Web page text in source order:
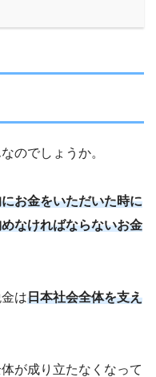
のでしょうか。
お金をいただいた時に
なければならないお金
は日本社会全体を支え
が成り立たなくなって